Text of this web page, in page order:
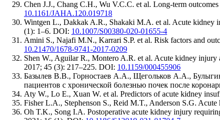
Chen J.J., Chang C.H., Wu V.C.C. et al. Long-term
10.1161/JAHA.120.019718
Wintgen L., Dakkak A.R., Shakaki M.A. et al. Acute kidney
(1): 1–6. DOI: 10.1007/S00380-020-01655-4
Amini S., Najafi M.N., Karrari S.P. et al. Risk factors and
10.21470/1678-9741-2017-0209
Shen W., Aguilar R., Montero A.R. et al. Acute kidney injury
2017; 45 (3): 217–225. DOI: 10.1159/000455906
Базылев В.В., Горностаев А.А., Щегольков А.А.,
пациентов с хронической болезнью почек после
Aty W., Lo E., Xuan W. et al. Predictors of acute kidney
Fisher L.A., Stephenson S., Reid M.T., Anderson S.G.
Oh T.K., Song I.A. Postoperative acute kidney injury